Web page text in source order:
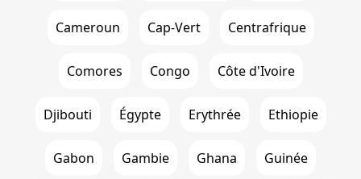
Cameroun Cap-Vert Centrafrique
Comores Congo Côte d'Ivoire
Djibouti Égypte Erythrée Ethiopie
Gabon Gambie Ghana Guinée